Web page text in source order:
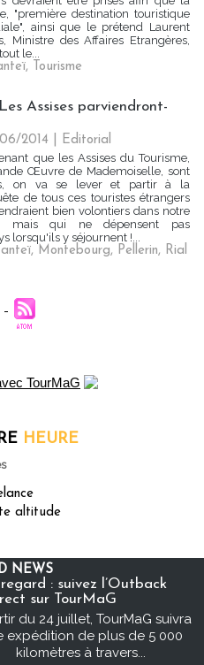
"première destination touristique
ainsi que le prétend Laurent
Ministre des Affaires Etrangères,
le...
, Tourisme
Assises parviendront-
2014
Editorial
que les Assises du Tourisme,
Œuvre de Mademoiselle, sont
on va se lever et partir à la
de tous ces touristes étrangers
bien volontiers dans notre
mais qui ne dépensent pas
lorsqu'ils y séjournent !...
, Montebourg, Pellerin, Rial
HEURE
altitude
NEWS
: suivez l’Outback
sur TourMaG
du 24 juillet, TourMaG suivra
expédition de plus de 5 000
kilomètres à travers...